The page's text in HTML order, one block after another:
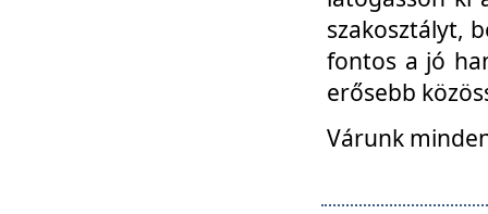
szakosztályt,
fontos a jó
erősebb
Várunk